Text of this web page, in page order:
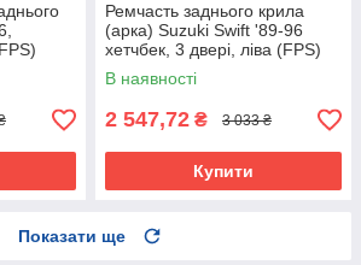
Ремчасть заднього крила
(арка) Suzuki Swift '89-96
хетчбек, 3 двері, ліва (FPS)
В наявності
2 547,72 ₴ 3 033 ₴
Купити
Показати ще